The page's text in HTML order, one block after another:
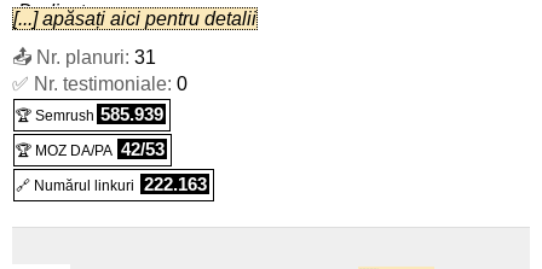
R7 Simple L
:PLN 405,90/lună
Linux/Windows Dedicat
E24 Active S
:PLN
Linux/Windows Dedicat
E24 Active M :PLN 509,22
Dedicat
Xeon Scalable 24c
Dedicat
Xeon Scalable 48c
Dedicat
[...] apăsați aici pentru detalii
📤 Nr. planuri: 31
✅ Nr. testimoniale: 0
🏆 Semrush 585.939
🏆 MOZ DA/PA 42/53
🔗 Numărul linkuri 222.163